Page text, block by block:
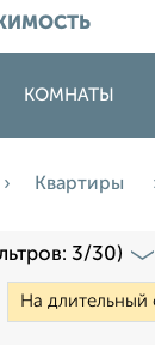
КОМНАТЫ
Квартиры
3/30)